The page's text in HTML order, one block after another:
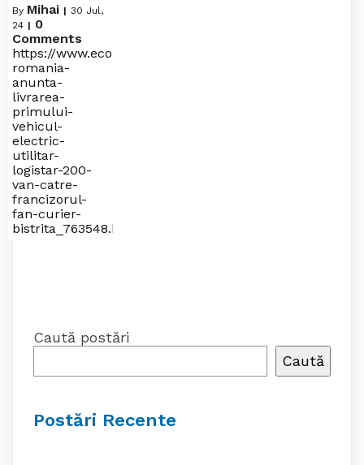
By Mihai | 30 Jul,
24 | 0
Comments
https://www.economica.net/cenntro-
romania-
anunta-
livrarea-
primului-
vehicul-
electric-
utilitar-
logistar-200-
van-catre-
francizorul-
fan-curier-
bistrita_763548.html
Caută postări
Caută
Postări Recente